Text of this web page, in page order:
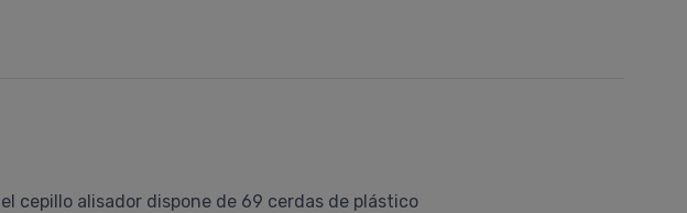
cepillo alisador dispone de 69 cerdas de plástico